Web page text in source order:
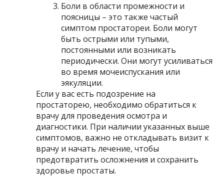
Боли в области промежности и
поясницы – это также частый
симптом простатореи. Боли могут
быть острыми или тупыми,
постоянными или возникать
периодически. Они могут усиливаться
во время мочеиспускания или
эякуляции.
Если у вас есть подозрение на
простаторею, необходимо обратиться к
врачу для проведения осмотра и
диагностики. При наличии указанных выше
симптомов, важно не откладывать визит к
врачу и начать лечение, чтобы
предотвратить осложнения и сохранить
здоровье простаты.